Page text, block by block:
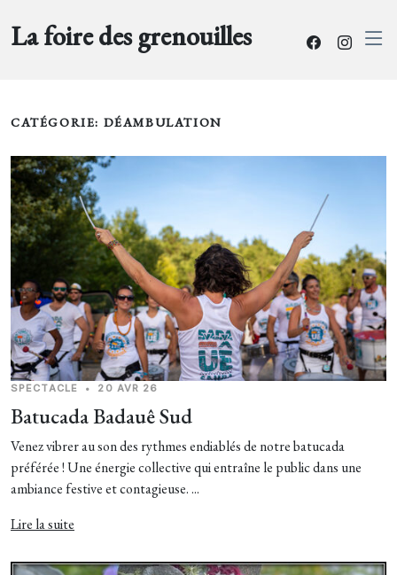
La foire des grenouilles
CATÉGORIE: DÉAMBULATION
SPECTACLE • 20 AVR 26
Batucada Badauê Sud
Venez vibrer au son des rythmes endiablés de notre batucada
préférée ! Une énergie collective qui entraîne le public dans une
ambiance festive et contagieuse. ...
Lire la suite